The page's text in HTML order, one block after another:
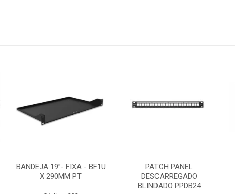
BANDEJA 19”- FIXA - BF1U
X 290MM PT
PATCH PANEL
DESCARREGADO
BLINDADO PPDB24